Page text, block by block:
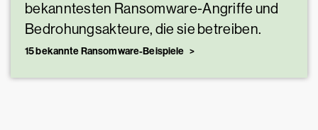
bekanntesten Ransomware-Angriffe und
Bedrohungsakteure, die sie betreiben.
15 bekannte Ransomware-Beispiele